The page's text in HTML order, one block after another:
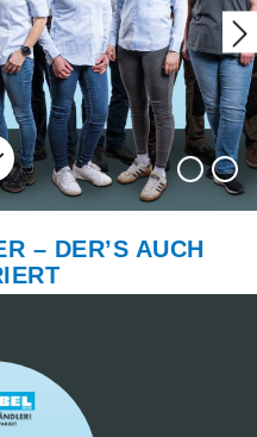
– DER’S AUCH